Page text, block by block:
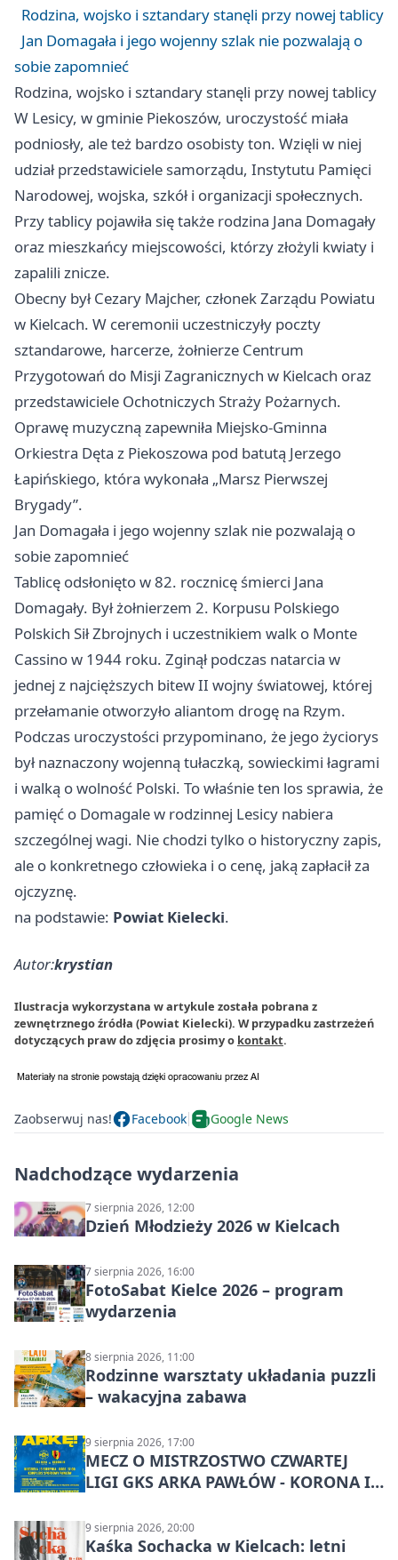
Rodzina, wojsko i sztandary stanęli przy nowej tablicy
Jan Domagała i jego wojenny szlak nie pozwalają o
sobie zapomnieć
Rodzina, wojsko i sztandary stanęli przy nowej tablicy
W Lesicy, w gminie Piekoszów, uroczystość miała
podniosły, ale też bardzo osobisty ton. Wzięli w niej
udział przedstawiciele samorządu, Instytutu Pamięci
Narodowej, wojska, szkół i organizacji społecznych.
Przy tablicy pojawiła się także rodzina Jana Domagały
oraz mieszkańcy miejscowości, którzy złożyli kwiaty i
zapalili znicze.
Obecny był Cezary Majcher, członek Zarządu Powiatu
w Kielcach. W ceremonii uczestniczyły poczty
sztandarowe, harcerze, żołnierze Centrum
Przygotowań do Misji Zagranicznych w Kielcach oraz
przedstawiciele Ochotniczych Straży Pożarnych.
Oprawę muzyczną zapewniła Miejsko-Gminna
Orkiestra Dęta z Piekoszowa pod batutą Jerzego
Łapińskiego, która wykonała „Marsz Pierwszej
Brygady”.
Jan Domagała i jego wojenny szlak nie pozwalają o
sobie zapomnieć
Tablicę odsłonięto w 82. rocznicę śmierci Jana
Domagały. Był żołnierzem 2. Korpusu Polskiego
Polskich Sił Zbrojnych i uczestnikiem walk o Monte
Cassino w 1944 roku. Zginął podczas natarcia w
jednej z najcięższych bitew II wojny światowej, której
przełamanie otworzyło aliantom drogę na Rzym.
Podczas uroczystości przypominano, że jego życiorys
był naznaczony wojenną tułaczką, sowieckimi łagrami
i walką o wolność Polski. To właśnie ten los sprawia, że
pamięć o Domagale w rodzinnej Lesicy nabiera
szczególnej wagi. Nie chodzi tylko o historyczny zapis,
ale o konkretnego człowieka i o cenę, jaką zapłacił za
ojczyznę.
na podstawie: Powiat Kielecki.
Autor:krystian
Ilustracja wykorzystana w artykule została pobrana z
zewnętrznego źródła (Powiat Kielecki). W przypadku zastrzeżeń
dotyczących praw do zdjęcia prosimy o kontakt.
Zaobserwuj nas! Facebook Google News
Nadchodzące wydarzenia
7 sierpnia 2026, 12:00
Dzień Młodzieży 2026 w Kielcach
7 sierpnia 2026, 16:00
FotoSabat Kielce 2026 – program
wydarzenia
8 sierpnia 2026, 11:00
Rodzinne warsztaty układania puzzli
– wakacyjna zabawa
9 sierpnia 2026, 17:00
MECZ O MISTRZOSTWO CZWARTEJ
LIGI GKS ARKA PAWŁÓW - KORONA III
9 sierpnia 2026, 20:00
Kaśka Sochacka w Kielcach: letni